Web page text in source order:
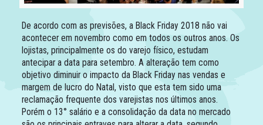
De acordo com as previsões, a Black Friday 2018 não vai
acontecer em novembro como em todos os outros anos. Os
lojistas, principalmente os do varejo físico, estudam
antecipar a data para setembro. A alteração tem como
objetivo diminuir o impacto da Black Friday nas vendas e
margem de lucro do Natal, visto que esta tem sido uma
reclamação frequente dos varejistas nos últimos anos.
Porém o 13° salário e a consolidação da data no mercado